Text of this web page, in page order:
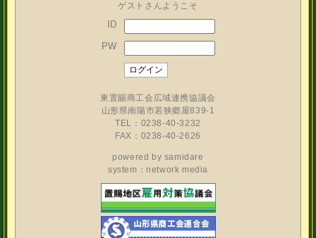
ゲストさんようこそ
ID
PW
東置賜商工会広域連携協議会
山形県南陽市若狭郷屋839-1
TEL：0238-40-3232
FAX：0238-40-2626
powered by samidare
system：network media